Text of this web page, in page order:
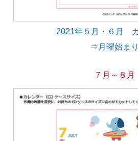
2021年５月・６月
⇒月曜始まり
７月～８月